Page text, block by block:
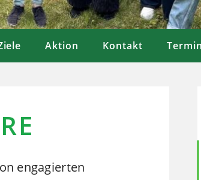
Aktion Kontakt
engagierten